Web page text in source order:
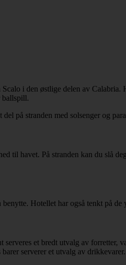
i den østlige delen av
ballspill.
på stranden med solsenger og
til havet. På stranden kan du slå
Hotellet har også tenkt på
et bredt utvalg av forretter,
serverer et utvalg av